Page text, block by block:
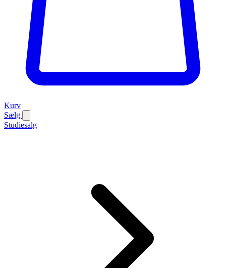
Kurv
Sælg
Studiesalg